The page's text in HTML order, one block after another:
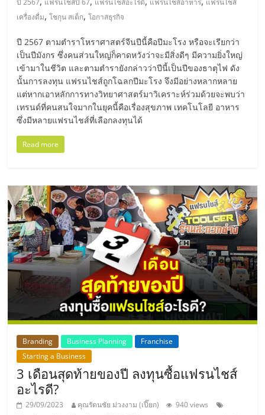
ไทย,
SMEs,
แฟ
รน
ไชส์,
ปรึกษา
แฟ
รน
ไชส์,
รวม
แฟ
รน
ปี 2567 แฟรนไชส์ปี 67 แฟรนไชส์อะไรดี แฟรนไชส์อาหาร แฟรนไชส์
เครื่องดื่ม,โชกุน สเต็ก,โอกาสธุรกิจ
ปี 2567 ตามตำราโหราศาสตร์จีนปีนี้คือปีมะโรง หรือจะเรียกว่า
เป็นปีมังกร ซึ่งคนส่วนใหญ่ก็คาดหวังว่าจะมีสิ่งดีๆ มีความยิ่งใหญ่
เข้ามาในชีวิต และตามตำรายังกล่าวว่าปีนี้เป็นปีของธาตุไฟ ดัง
นั้นการลงทุน แฟรนไชส์ถูกโฉลกปีมะโรง จึงมีอย่างหลากหลาย
แต่หากเอาหลักการทางวิทยาศาสตร์มาวิเคราะห์ร่วมด้วยจะพบว่า
เทรนด์ที่คนสนใจมากในยุคนี้คือเรื่องสุขภาพ เทคโนโลยี อาหาร
ซึ่งมีหลายแฟรนไชส์ที่เลือกลงทุนได้
Read more
Branding Business Planning
Franchise
Starting a Business
3 เดือนสุดท้ายของปี ลงทุนซื้อแฟรนไชส์
อะไรดี?
29/09/2023 คุณรัตนชัย ม่วงงาม (เปี๊ยก)
940 views